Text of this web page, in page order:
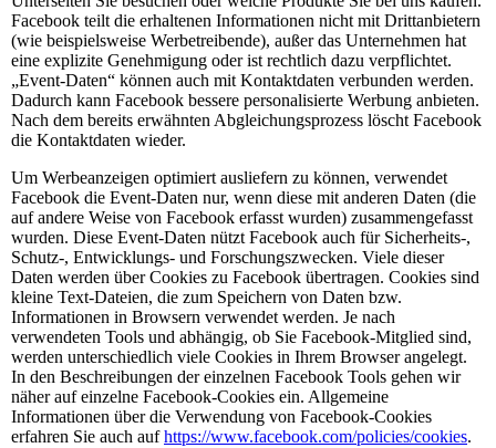
Facebook teilt die erhaltenen Informationen nicht mit Drittanbietern
(wie beispielsweise Werbetreibende), außer das Unternehmen hat
eine explizite Genehmigung oder ist rechtlich dazu verpflichtet.
„Event-Daten“ können auch mit Kontaktdaten verbunden werden.
Dadurch kann Facebook bessere personalisierte Werbung anbieten.
Nach dem bereits erwähnten Abgleichungsprozess löscht Facebook
die Kontaktdaten wieder.
Um Werbeanzeigen optimiert ausliefern zu können, verwendet
Facebook die Event-Daten nur, wenn diese mit anderen Daten (die
auf andere Weise von Facebook erfasst wurden) zusammengefasst
wurden. Diese Event-Daten nützt Facebook auch für Sicherheits-,
Schutz-, Entwicklungs- und Forschungszwecken. Viele dieser
Daten werden über Cookies zu Facebook übertragen. Cookies sind
kleine Text-Dateien, die zum Speichern von Daten bzw.
Informationen in Browsern verwendet werden. Je nach
verwendeten Tools und abhängig, ob Sie Facebook-Mitglied sind,
werden unterschiedlich viele Cookies in Ihrem Browser angelegt.
In den Beschreibungen der einzelnen Facebook Tools gehen wir
näher auf einzelne Facebook-Cookies ein. Allgemeine
Informationen über die Verwendung von Facebook-Cookies
erfahren Sie auch aufhttps://www.facebook.com/policies/cookies.